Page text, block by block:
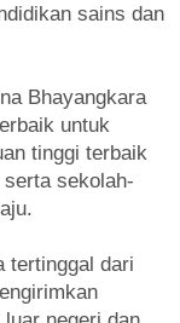
sains dan
Bhayangkara
untuk
tinggi terbaik
sekolah-
tertinggal dari